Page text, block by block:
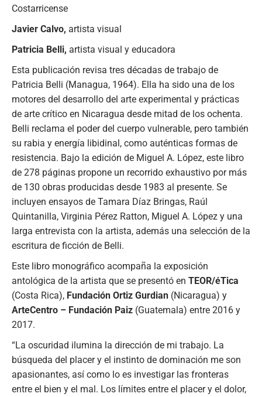
Costarricense
Javier Calvo, artista visual
Patricia Belli, artista visual y educadora
Esta publicación revisa tres décadas de trabajo de
Patricia Belli (Managua, 1964). Ella ha sido una de los
motores del desarrollo del arte experimental y prácticas
de arte crítico en Nicaragua desde mitad de los ochenta.
Belli reclama el poder del cuerpo vulnerable, pero también
su rabia y energía libidinal, como auténticas formas de
resistencia. Bajo la edición de Miguel A. López, este libro
de 278 páginas propone un recorrido exhaustivo por más
de 130 obras producidas desde 1983 al presente. Se
incluyen ensayos de Tamara Díaz Bringas, Raúl
Quintanilla, Virginia Pérez Ratton, Miguel A. López y una
larga entrevista con la artista, además una selección de la
escritura de ficción de Belli.
Este libro monográfico acompaña la exposición
antológica de la artista que se presentó en TEOR/éTica
(Costa Rica), Fundación Ortiz Gurdian (Nicaragua) y
ArteCentro – Fundación Paiz (Guatemala) entre 2016 y
2017.
“La oscuridad ilumina la dirección de mi trabajo. La
búsqueda del placer y el instinto de dominación me son
apasionantes, así como lo es investigar las fronteras
entre el bien y el mal. Los límites entre el placer y el dolor,